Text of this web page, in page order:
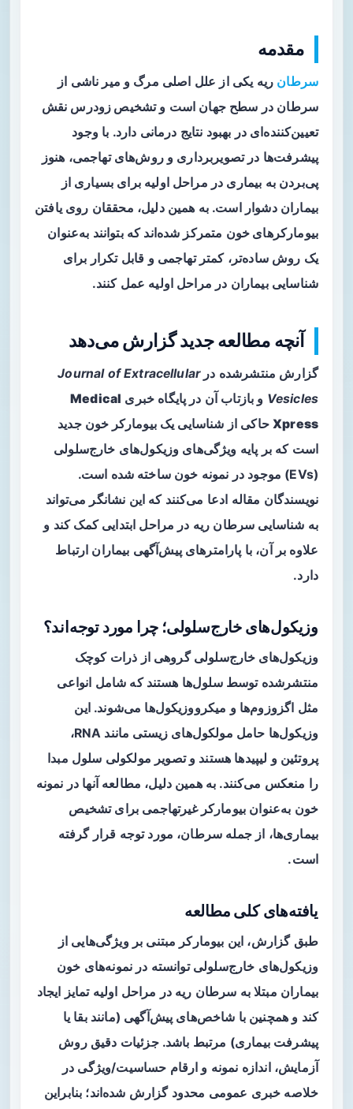
مقدمه
سرطان ریه یکی از علل اصلی مرگ و میر ناشی از
سرطان در سطح جهان است وتشخیص زودرس نقش
تعیین‌کننده‌ای در بهبود نتایج درمانی دارد. با وجود
پیشرفت‌ها در تصویربرداری و روش‌های تهاجمی، هنوز
پی‌بردن به بیماری در مراحل اولیه برای بسیاری از
بیماران دشوار است. به همین دلیل، محققان روی یافتن
بیومارکرهای خون متمرکز شده‌اند که بتوانند به‌عنوان
یک روش ساده‌تر، کمتر تهاجمی و قابل تکرار برای
شناسایی بیماران در مراحل اولیه عمل کنند.
آنچه مطالعه جدید گزارش می‌دهد
گزارش منتشرشده درJournal of Extracellular
Vesicles و بازتاب آن در پایگاه خبری Medical
Xpressحاکی از شناسایی یکبیومارکر خون جدید
است که بر پایه ویژگی‌های وزیکول‌های خارج‌سلولی
(EVs) موجود در نمونه خون ساخته شده است.
نویسندگان مقاله ادعا می‌کنند که این نشانگر می‌تواند
به شناسایی سرطان ریه در مراحل ابتدایی کمک کند و
علاوه بر آن، با پارامترهای پیش‌آگهی بیماران ارتباط
دارد.
وزیکول‌های خارج‌سلولی؛ چرا مورد توجه‌اند؟
وزیکول‌های خارج‌سلولی گروهی از ذرات کوچک
منتشرشده توسط سلول‌ها هستند که شامل انواعی
مثل اگزوزوم‌ها و میکرووزیکول‌ها می‌شوند. این
وزیکول‌ها حامل مولکول‌های زیستی مانند RNA،
پروتئین و لیپیدها هستند و تصویر مولکولی سلول مبدا
را منعکس می‌کنند. به همین دلیل، مطالعه آنها در نمونه
خون به‌عنوان بیومارکر غیرتهاجمی برای تشخیص
بیماری‌ها، از جمله سرطان، مورد توجه قرار گرفته
است.
یافته‌های کلی مطالعه
طبق گزارش، این بیومارکر مبتنی بر ویژگی‌هایی از
وزیکول‌های خارج‌سلولی توانسته در نمونه‌های خون
بیماران مبتلا به سرطان ریه در مراحل اولیه تمایز ایجاد
کند و همچنین با شاخص‌های پیش‌آگهی (مانند بقا یا
پیشرفت بیماری) مرتبط باشد. جزئیات دقیق روش
آزمایش، اندازه نمونه و ارقام حساسیت/ویژگی در
خلاصه خبری عمومی محدود گزارش شده‌اند؛ بنابراین